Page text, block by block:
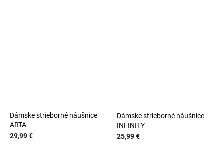
Dámske strieborné náušnice
ARTA
29,99 €
Dámske strieborné náušnice
INFINITY
25,99 €